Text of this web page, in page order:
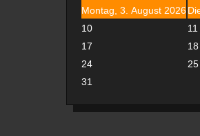
Montag, 3. August 2026
10
11
17
18
24
25
31